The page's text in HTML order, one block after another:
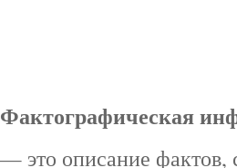
Фактографическая
— это описание фактов,